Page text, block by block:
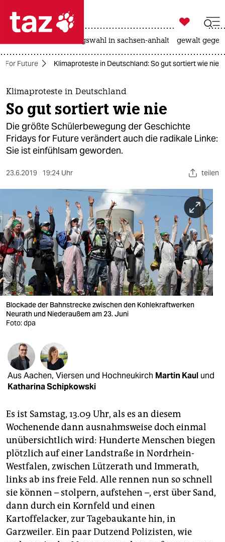
 taz zahl ich
taz zahl ich
themen
politik
öko
berlin
nord
wahrheit
verlag
verlag
shop
fragen & hilfe
unterstützen
abo
genossenschaft
epaper login

taz zahl ich
landtagswahl in sachsen-anhalt gewalt
For Future Klimaproteste in Deutschland: So gut sortiert wie nie
Klimaproteste in Deutschland
So gut sortiert wie nie
Die größte Schülerbewegung der Geschichte
Fridays for Future verändert auch die radikale Linke:
Sie ist einfühlsam geworden.
23.6.2019 19:24 Uhr teilen
Blockade der Bahnstrecke zwischen den Kohlekraftwerken
Neurath und Niederaußem am 23. Juni
Foto: dpa
Aus Aachen, Viersen und Hochneukirch Martin Kaul und
Katharina Schipkowski
Es ist Samstag, 13.09 Uhr, als es an diesem
Wochenende dann ausnahmsweise doch einmal
unübersichtlich wird: Hunderte Menschen biegen
plötzlich auf einer Landstraße in Nordrhein-
Westfalen, zwischen Lützerath und Immerath,
links ab ins freie Feld. Alle rennen nun so schnell
sie können – stolpern, aufstehen –, erst über Sand,
dann durch ein Kornfeld und einen
Kartoffelacker, zur Tagebaukante hin, in
Garzweiler. Ein paar Dutzend Polizisten, wie